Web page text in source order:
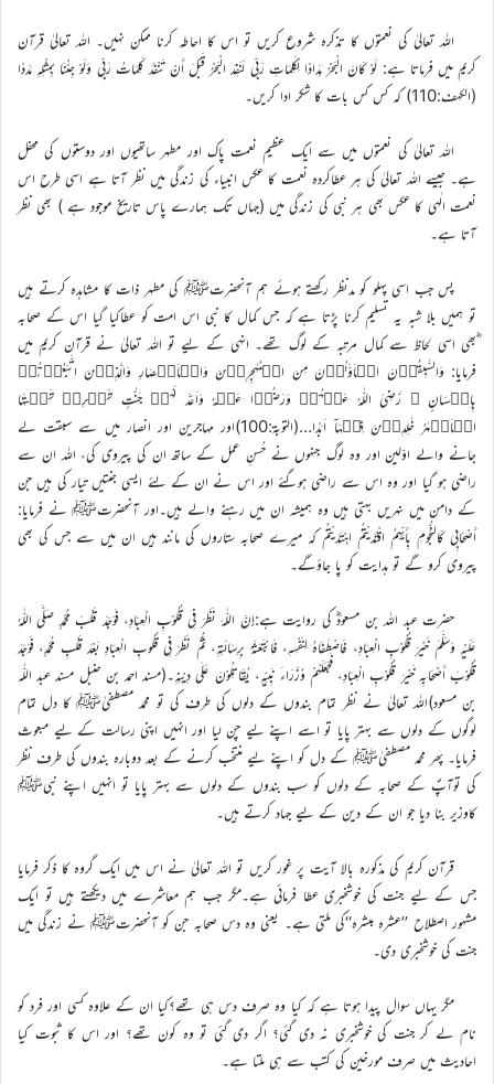
اللہ تعالیٰ کی نعمتوں کا تذکرہ شروع کریں تو اس کا احاطہ کرنا ممکن نہیں۔ اللہ تعالیٰ قرآن
کریم میں فرماتا ہے: لَوْ كَانَ الْبَحْرُ مِدَادًا لِّكَلِمَاتِ رَبِّي لَنَفِدَ الْبَحْرُ قَبْلَ أَنْ تَنْفَدَ كَلِمَاتُ رَبِّي وَلَوْ جِئْنَا بِمِثْلِهِ مَدَدًا
(الكهف:110) کہ کس کس بات کا شکر ادا کریں۔
اللہ تعالیٰ کی نعمتوں میں سے ایک عظیم نعمت پاک اور مطہر ساتھیوں اور دوستوں کی محفل
ہے۔ جیسے اللہ تعالیٰ کی ہر عطاکردہ نعمت کا عکس انبیاء کی زندگی میں نظر آتا ہے اسی طرح اس
نعمت الٰہی کا عکس بھی ہر نبی کی زندگی میں (جہاں تک ہمارے پاس تاریخ موجود ہے ) بھی نظر
آتا ہے۔
پس جب اسی پہلو کو مدنظر رکھتے ہوئے ہم آنحضرتﷺ کی مطہر ذات کا مشاہدہ کرتے ہیں
تو ہمیں بلا شبہ یہ تسلیم کرنا پڑتا ہے کہ جس کمال کا نبی اس امت کو عطاکیا گیا اس کے صحابہ
ؓبھی اسی لحاظ سے کمال مرتبہ کے لوگ تھے۔ انہی کے لیے تو اللہ تعالیٰ نے قرآن کریم میں
فرمایا: وَالسّٰبِقُوۡنَ الۡاَوَّلُوۡنَ مِنَ الۡمُہٰجِرِیۡنَ وَالۡاَنۡصَارِ وَالَّذِیۡنَ اتَّبَعُوۡہُمۡ
بِاِحۡسَانٍ ۙ رَّضِیَ اللّٰہُ عَنۡہُمۡ وَرَضُوۡا عَنۡہُ وَاَعَدَّ لَہُمۡ جَنّٰتٍ تَجۡرِیۡ تَحۡتَہَا
الۡاَنۡہٰرُ خٰلِدِیۡنَ فِیۡہَاۤ اَبَدًا…(التوبة:100)اور مہاجرىن اور انصار مىں سے سبقت لے
جانے والے اوّلىن اور وہ لوگ جنہوں نے حُسنِ عمل کے ساتھ ان کى پىروى کى، اللہ ان سے
راضى ہو گىا اور وہ اس سے راضى ہوگئے اور اس نے ان کے لئے اىسى جنتىں تىار کى ہىں جن
کے دامن مىں نہرىں بہتى ہىں وہ ہمىشہ ان مىں رہنے والے ہىں۔اور آنحضرتﷺ نے فرمایا:
أَصْحَابِي كَالنُّجُومِ بِأَيِّهِمُ اقْتَدَيْتُمُ اهْتَدَيْتُمْ کہ میرے صحابہ ستاروں کی مانند ہیں ان میں سے جس کی بھی
پیروی کرو گے تو ہدایت کو پا جاؤگے۔
حضرت عبد اللہ بن مسعودؓ کی روایت ہے:إِنَّ اللّٰهَ نَظَرَ فِي قُلُوْبِ الْعِبَادِ، فَوَجَدَ قَلْبَ مُحَمَّدٍ صَلَّى اللّٰهُ
عَلَيْهِ وَسَلَّمَ خَيْرَ قُلُوْبِ الْعِبَادِ، فَاصْطَفَاهُ لِنَفْسِهِ، فَابْتَعَثَهُ بِرِسَالَتِهِ، ثُمَّ نَظَرَ فِي قُلُوبِ الْعِبَادِ بَعْدَ قَلْبِ مُحَمَّدٍ، فَوَجَدَ
قُلُوْبَ أَصْحَابِهِ خَيْرَ قُلُوْبِ الْعِبَادِ، فَجَعَلَهُمْ وُزَرَاءَ نَبِيِّهِ، يُقَاتِلُوْنَ عَلَى دِيْنِهِ۔(مسند احمد بن حنبل مسند عبد اللّٰہ
بن مسعود)اللہ تعالیٰ نے نظر تمام بندوں کے دلوں کی طرف کی تو محمد مصطفیٰﷺ کا دل تمام
لوگوں کے دلوں سے بہتر پایا تو اسے اپنے لیے چن لیا اور انہیں اپنی رسالت کے لیے مبعوث
فرمایا۔ پھر محمد مصطفیٰﷺ کے دل کو اپنے لیے منتخب کرنے کے بعد دوبارہ بندوں کی طرف نظر
کی توآپؐ کے صحابہ کے دلوں کو سب بندوں کے دلوں سے بہتر پایا تو انہیں اپنے نبیﷺ
کاوزیر بنا دیا جو ان کے دین کے لیے جہاد کرتے ہیں۔
قرآن کریم کی مذکورہ بالا آیت پر غور کریں تو اللہ تعالیٰ نے اس میں ایک گروہ کا ذکر فرمایا
جس کے لیے جنت کی خوشخبری عطا فرمائی ہے۔مگر جب ہم معاشرے میں دیکھتے ہیں تو ایک
مشہور اصطلاح ’’عشرہ مبشرہ‘‘کی ملتی ہے۔ یعنی وہ دس صحابہ جن کو آنحضرتﷺ نے زندگی میں
جنت کی خوشخبری دی۔
مگر یہاں سوال پیدا ہوتا ہے کہ کیا وہ صرف دس ہی تھے؟کیا ان کے علاوہ کسی اور فرد کو
نام لے کر جنت کی خوشخبری نہ دی گئی؟ اگر دی گئی تو وہ کون تھے؟ اور اس کا ثبوت کیا
احادیث میں صرف مورخین کی کتب سے ہی ملتا ہے۔